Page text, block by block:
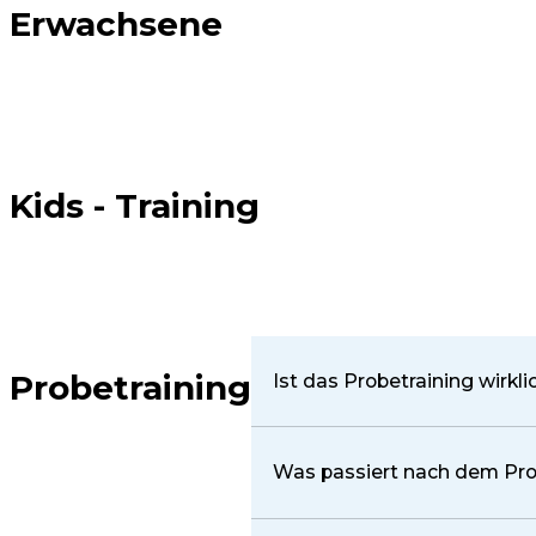
Erwachsene
Kids - Training
Probetraining Ist das Probetraining
Ja. Das Probetraining ist
Was passiert nach dem